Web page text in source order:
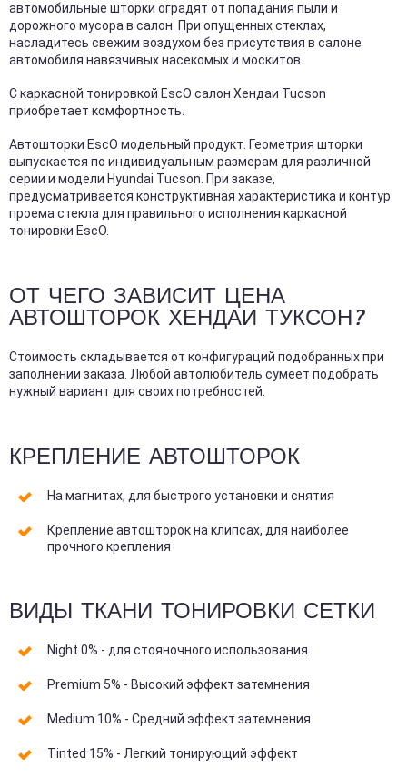
автомобильные шторки оградят от попадания пыли и
дорожного мусора в салон. При опущенных стеклах,
насладитесь свежим воздухом без присутствия в салоне
автомобиля навязчивых насекомых и москитов.
С каркасной тонировкой EscO салон Хендаи Tucson
приобретает комфортность.
Автошторки EscO модельный продукт. Геометрия шторки
выпускается по индивидуальным размерам для различной
серии и модели Hyundai Tucson. При заказе,
предусматривается конструктивная характеристика и контур
проема стекла для правильного исполнения каркасной
тонировки EscO.
ОТ ЧЕГО ЗАВИСИТ ЦЕНА
АВТОШТОРОК ХЕНДАИ ТУКСОН?
Стоимость складывается от конфигураций подобранных при
заполнении заказа. Любой автолюбитель сумеет подобрать
нужный вариант для своих потребностей.
КРЕПЛЕНИЕ АВТОШТОРОК
На магнитах, для быстрого установки и снятия
Крепление автошторок на клипсах, для наиболее
прочного крепления
ВИДЫ ТКАНИ ТОНИРОВКИ СЕТКИ
Night 0% - для стояночного использования
Premium 5% - Высокий эффект затемнения
Medium 10% - Средний эффект затемнения
Tinted 15% - Легкий тонирующий эффект